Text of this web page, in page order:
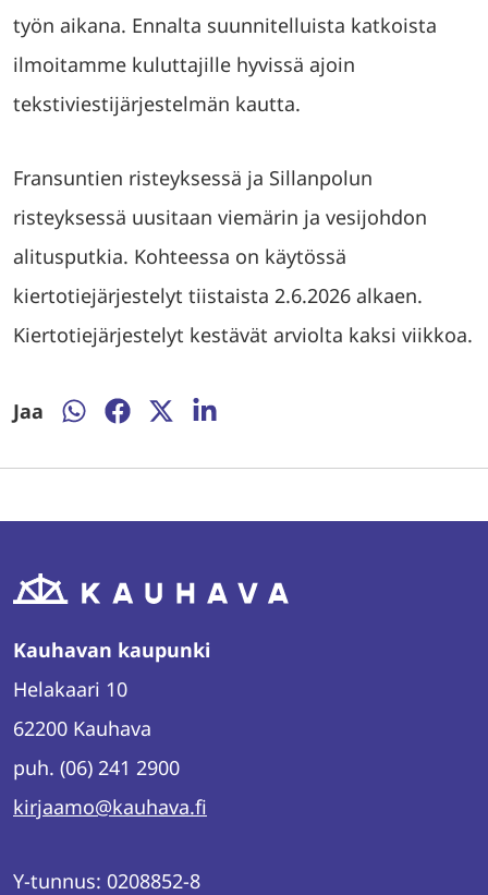
työn aikana. Ennalta suunnitelluista katkoista
ilmoitamme kuluttajille hyvissä ajoin
tekstiviestijärjestelmän kautta.
Fransuntien risteyksessä ja Sillanpolun
risteyksessä uusitaan viemärin ja vesijohdon
alitusputkia. Kohteessa on käytössä
kiertotiejärjestelyt tiistaista 2.6.2026 alkaen.
Kiertotiejärjestelyt kestävät arviolta kaksi viikkoa.
Jaa
Jaa
Jaa
Jaa
Jaa
Kauhavan kaupunki
Helakaari 10
62200 Kauhava
puh. (06) 241 2900
kirjaamo@kauhava.fi
Y-tunnus: 0208852-8